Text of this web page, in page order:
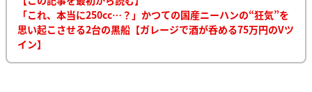
「これ、本当に250cc…？」かつての国産ニーハンの“狂気”を
思い起こさせる2台の黒船【ガレージで酒が呑める75万円のVツ
イン】